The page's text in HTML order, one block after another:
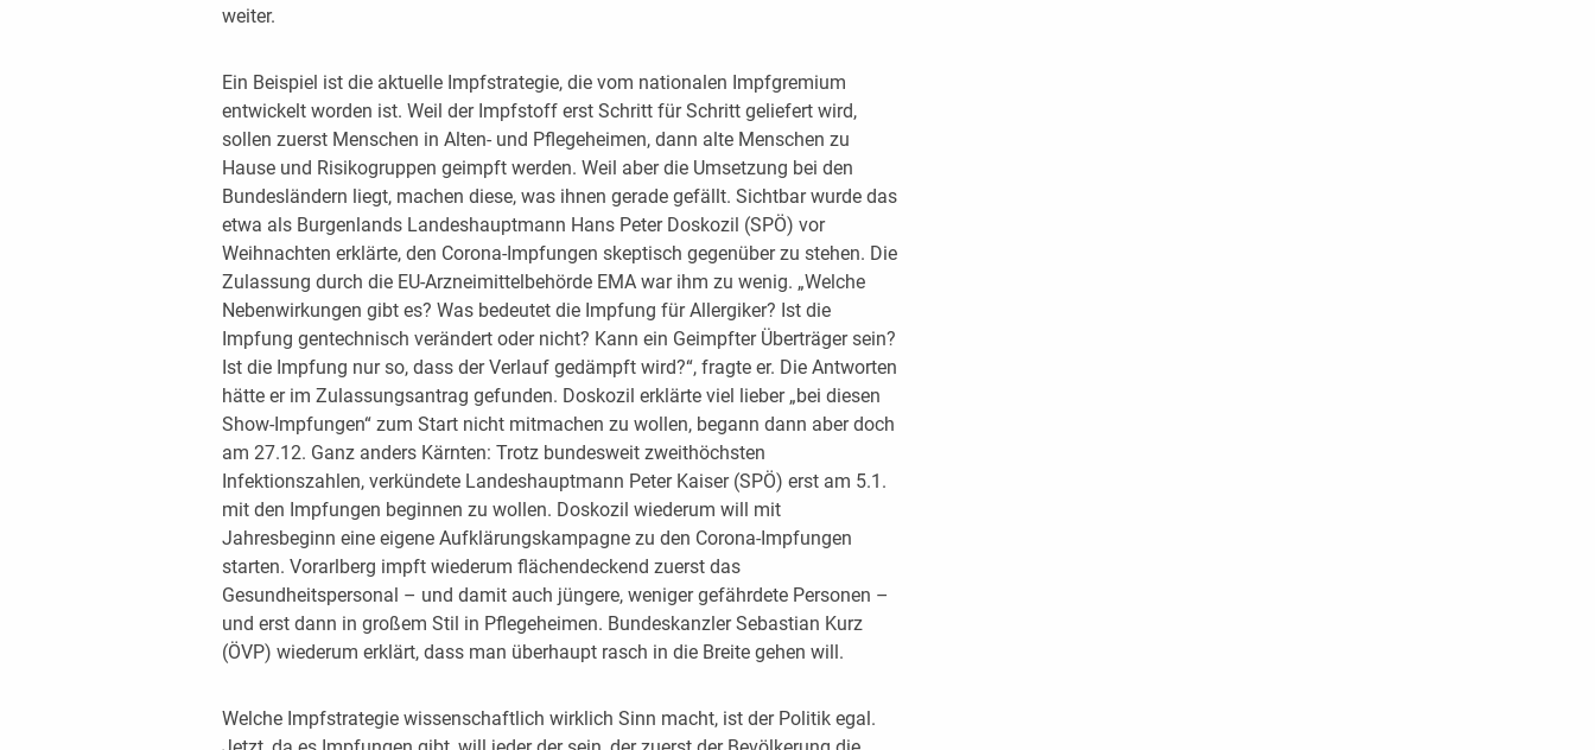
weiter.
Ein Beispiel ist die aktuelle Impfstrategie, die vom nationalen Impfgremium
entwickelt worden ist. Weil der Impfstoff erst Schritt für Schritt geliefert wird,
sollen zuerst Menschen in Alten- und Pflegeheimen, dann alte Menschen zu
Hause und Risikogruppen geimpft werden. Weil aber die Umsetzung bei den
Bundesländern liegt, machen diese, was ihnen gerade gefällt. Sichtbar wurde das
etwa als Burgenlands Landeshauptmann Hans Peter Doskozil (SPÖ) vor
Weihnachten erklärte, den Corona-Impfungen skeptisch gegenüber zu stehen. Die
Zulassung durch die EU-Arzneimittelbehörde EMA war ihm zu wenig. „Welche
Nebenwirkungen gibt es? Was bedeutet die Impfung für Allergiker? Ist die
Impfung gentechnisch verändert oder nicht? Kann ein Geimpfter Überträger sein?
Ist die Impfung nur so, dass der Verlauf gedämpft wird?“, fragte er. Die Antworten
hätte er im Zulassungsantrag gefunden. Doskozil erklärte viel lieber „bei diesen
Show-Impfungen“ zum Start nicht mitmachen zu wollen, begann dann aber doch
am 27.12. Ganz anders Kärnten: Trotz bundesweit zweithöchsten
Infektionszahlen, verkündete Landeshauptmann Peter Kaiser (SPÖ) erst am 5.1.
mit den Impfungen beginnen zu wollen. Doskozil wiederum will mit
Jahresbeginn eine eigene Aufklärungskampagne zu den Corona-Impfungen
starten. Vorarlberg impft wiederum flächendeckend zuerst das
Gesundheitspersonal – und damit auch jüngere, weniger gefährdete Personen –
und erst dann in großem Stil in Pflegeheimen. Bundeskanzler Sebastian Kurz
(ÖVP) wiederum erklärt, dass man überhaupt rasch in die Breite gehen will.
Welche Impfstrategie wissenschaftlich wirklich Sinn macht, ist der Politik egal.